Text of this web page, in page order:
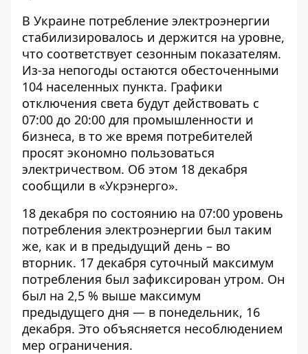
В Украине потребление электроэнергии
стабилизировалось и держится на уровне,
что соответствует сезонным показателям.
Из-за непогоды остаются обесточенными
104 населенных пункта. Графики
отключения света будут действовать с
07:00 до 20:00 для промышленности и
бизнеса, в то же время потребителей
просят экономно пользоваться
электричеством. Об этом 18 декабря
сообщили в «Укрэнерго».
18 декабря по состоянию на 07:00 уровень
потребления электроэнергии был таким
же, как и в предыдущий день – во
вторник. 17 декабря суточный максимум
потребления был зафиксирован утром. Он
был на 2,5 % выше максимум
предыдущего дня — в понедельник, 16
декабря. Это объясняется несоблюдением
мер ограничения.